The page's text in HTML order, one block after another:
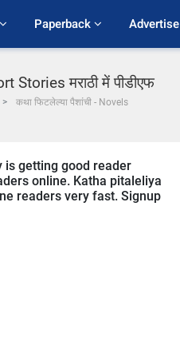
Paperback Advertise
Stories मराठी में पीडीएफ
कथा फिटलेल्या पैशांची - Novels
is getting good reader
online. Katha pitaleliya
readers very fast. Signup